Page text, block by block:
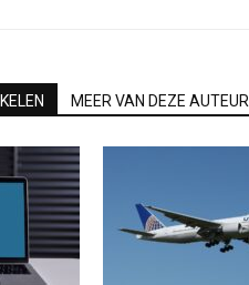
MEER VAN DEZE AUTEUR